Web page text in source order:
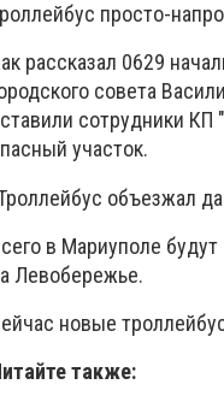
просто-
рассказал 0629
совета
сотрудники
участок.
объезжал
в Мариуполе
Левобережье.
новые
также: